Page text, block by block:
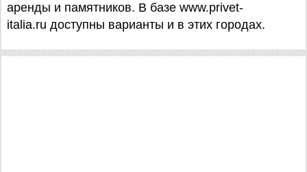
аренды и памятников. В базе www.privet-
italia.ru доступны варианты и в этих городах.